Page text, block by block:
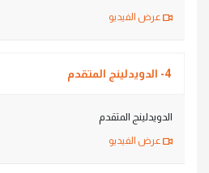
عرض الفيديو
4- الدويدلينج المتقدم
الدويدلينج المتقدم
عرض الفيديو